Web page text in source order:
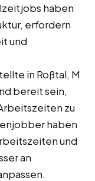
haben
erfordern
und
in Roßtal, M
bereit sein,
zu
haben
und
an